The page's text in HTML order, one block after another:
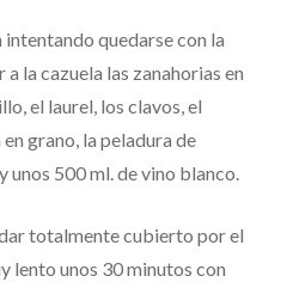
quedarse con la
la cazuela las zanahorias en
el laurel, los clavos, el
grano, la peladura de
unos 500 ml. de vino blanco.
totalmente cubierto por el
lento unos 30 minutos con